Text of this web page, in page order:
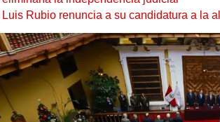
Luis Rubio renuncia a su candidatura a la